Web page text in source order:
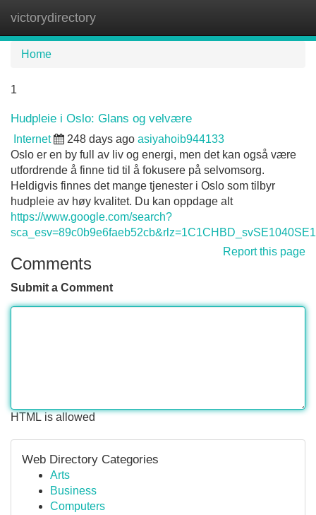
victorydirectory
Home
1
Hudpleie i Oslo: Glans og velvære
Internet 248 days ago asiyahoib944133
Oslo er en by full av liv og energi, men det kan også være
utfordrende å finne tid til å fokusere på selvomsorg.
Heldigvis finnes det mange tjenester i Oslo som tilbyr
hudpleie av høy kvalitet. Du kan oppdage alt
https://www.google.com/search?
Report this page
Comments
Submit a Comment
HTML is allowed
Web Directory Categories
Arts
Business
Computers